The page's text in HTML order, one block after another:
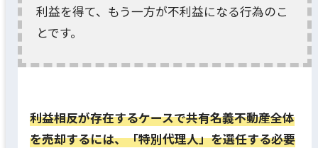
利益を得て、もう一方が不利益になる行為のこ
とです。
利益相反が存在するケースで共有名義不動産全体
を売却するには、「特別代理人」を選任する必要